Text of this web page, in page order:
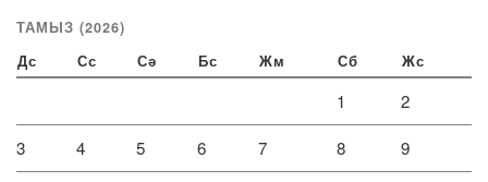
ТАМЫЗ (2026)
Дс Сс Сә Бс Жм Сб Жс
1 2
3 4 5 6 7 8 9